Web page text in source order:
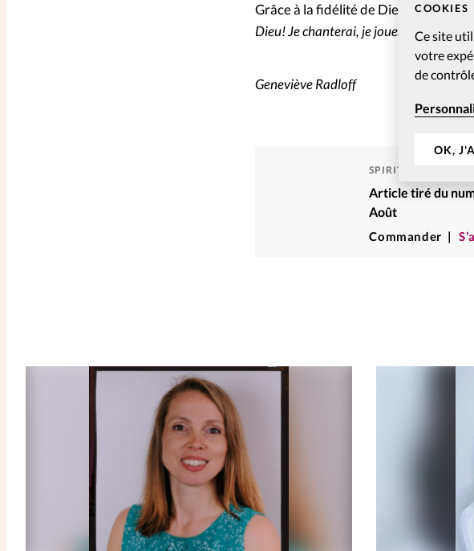
COOKIES
Ce site
votre
de
OK,
Grâce à la fidélité de Dieu, je peux
Dieu! Je chanterai, je jouerai des
Geneviève Radloff
SPIRITUELLES
Article tiré du
Août
Commander